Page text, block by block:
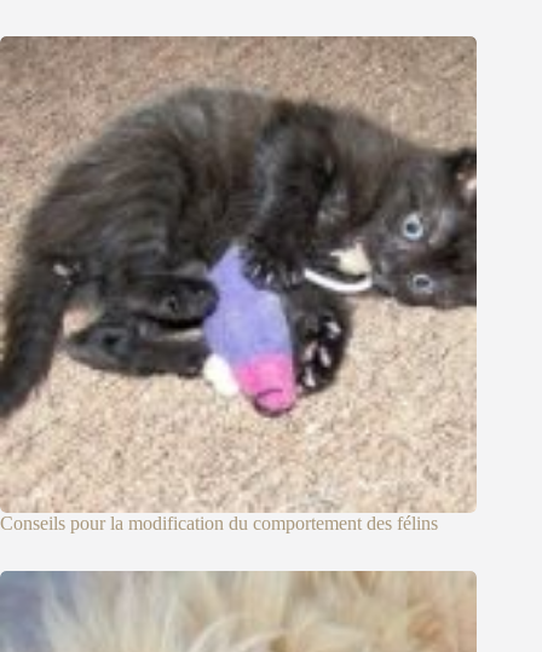
Conseils pour la modification du comportement des félins